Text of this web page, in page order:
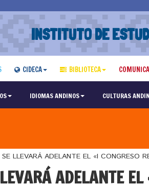
INSTITUTO DE
CIDECA BIBLIOTECA
IDIOMAS ANDINOS CULTURAS
LLEVARÁ ADELANTE EL «I CONGRESO
ADELANTE